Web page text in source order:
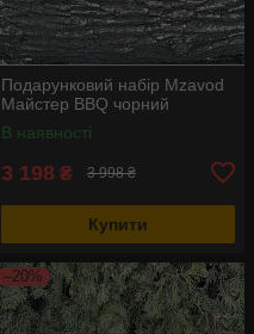
Подарунковий набір Mzavod
Майстер BBQ чорний
В наявності
3 198 ₴ 3 998 ₴
Купити
–20%